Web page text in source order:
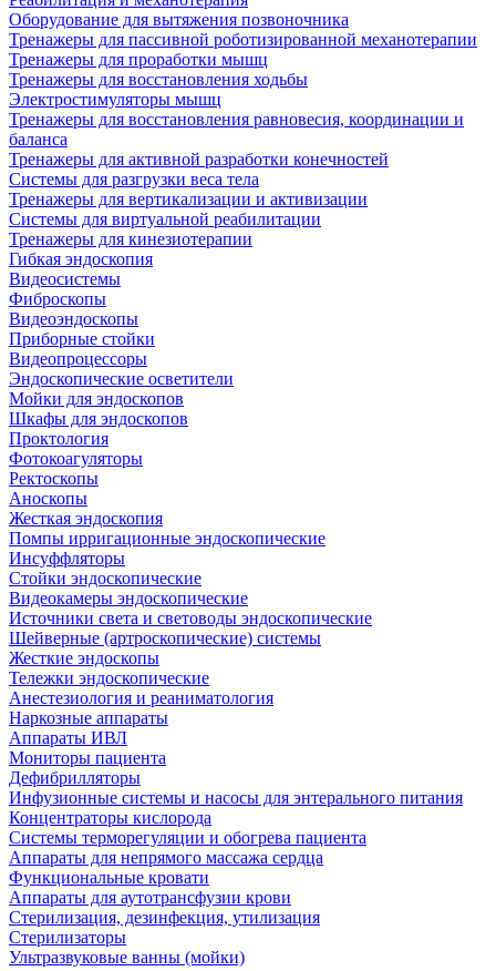
Оборудование для вытяжения позвоночника
Тренажеры для пассивной роботизированной механотерапии
Тренажеры для проработки мышц
Тренажеры для восстановления ходьбы
Электростимуляторы мышц
Тренажеры для восстановления равновесия, координации и
баланса
Тренажеры для активной разработки конечностей
Системы для разгрузки веса тела
Тренажеры для вертикализации и активизации
Системы для виртуальной реабилитации
Тренажеры для кинезиотерапии
Гибкая эндоскопия
Видеосистемы
Фиброскопы
Видеоэндоскопы
Приборные стойки
Видеопроцессоры
Эндоскопические осветители
Мойки для эндоскопов
Шкафы для эндоскопов
Проктология
Фотокоагуляторы
Ректоскопы
Аноскопы
Жесткая эндоскопия
Помпы ирригационные эндоскопические
Инсуффляторы
Стойки эндоскопические
Видеокамеры эндоскопические
Источники света и световоды эндоскопические
Шейверные (артроскопические) системы
Жесткие эндоскопы
Тележки эндоскопические
Анестезиология и реаниматология
Наркозные аппараты
Аппараты ИВЛ
Мониторы пациента
Дефибрилляторы
Инфузионные системы и насосы для энтерального питания
Концентраторы кислорода
Системы терморегуляции и обогрева пациента
Аппараты для непрямого массажа сердца
Функциональные кровати
Аппараты для аутотрансфузии крови
Стерилизация, дезинфекция, утилизация
Стерилизаторы
Ультразвуковые ванны (мойки)